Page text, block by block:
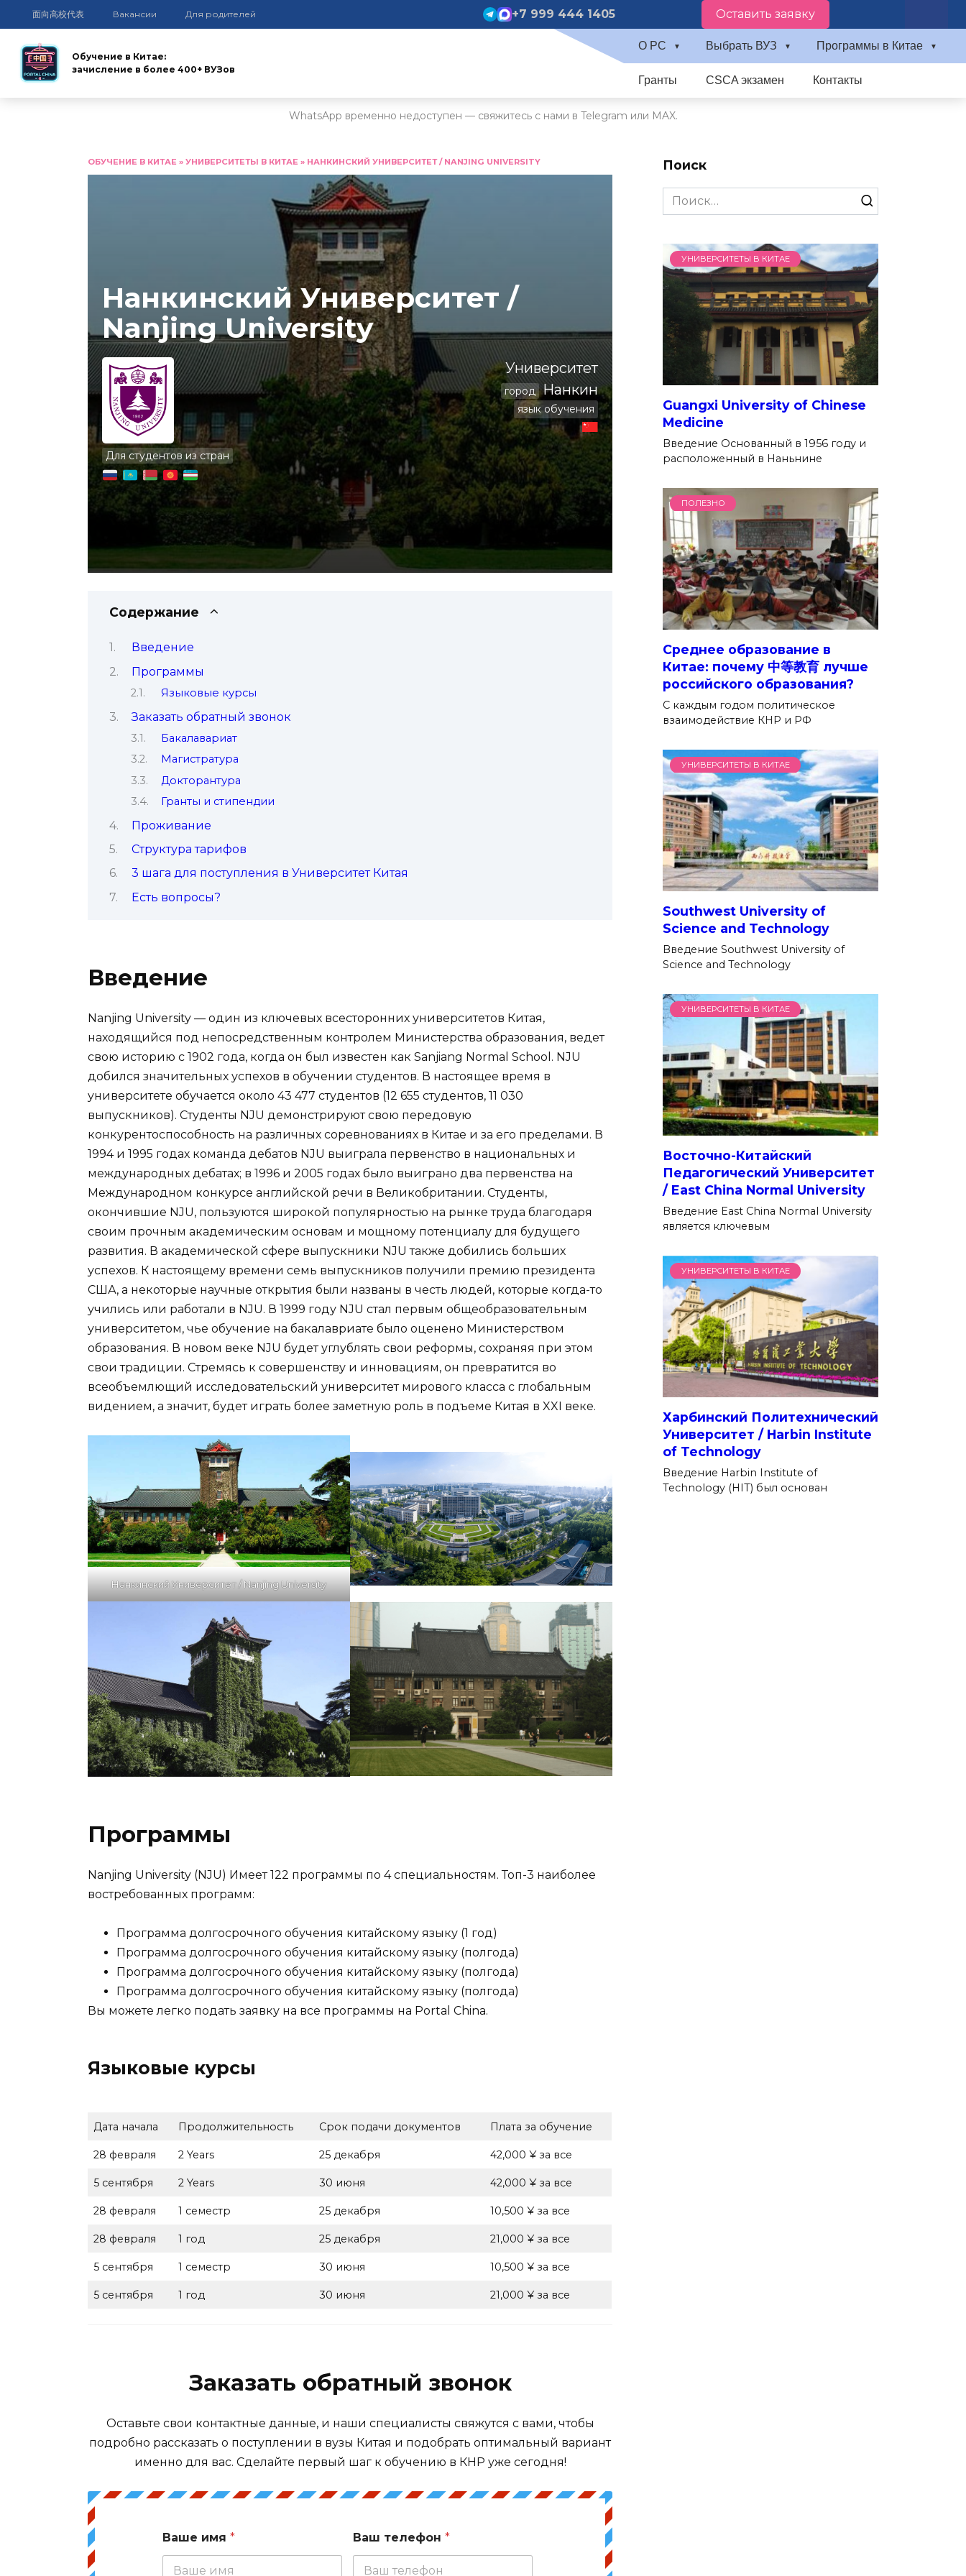
面向高校代表 Вакансии Для родителей +7 999 444 1405 Оставить заявку
Обучение в Китае:
зачисление в более 400+ ВУЗов
О PC Выбрать ВУЗ Программы в Китае
Гранты CSCA экзамен Контакты
WhatsApp временно недоступен — свяжитесь с нами в Telegram или MAX.
ОБУЧЕНИЕ В КИТАЕ » УНИВЕРСИТЕТЫ В КИТАЕ » НАНКИНСКИЙ УНИВЕРСИТЕТ / NANJING UNIVERSITY
Нанкинский Университет /
Nanjing University
Для студентов из стран
Университет
город Нанкин
язык обучения
Содержание
Введение
Программы
Языковые курсы
Заказать обратный звонок
Бакалавариат
Магистратура
Докторантура
Гранты и стипендии
Проживание
Структура тарифов
3 шага для поступления в Университет Китая
Есть вопросы?
Введение
Nanjing University — один из ключевых всесторонних университетов Китая,
находящийся под непосредственным контролем Министерства образования, ведет
свою историю с 1902 года, когда он был известен как Sanjiang Normal School. NJU
добился значительных успехов в обучении студентов. В настоящее время в
университете обучается около 43 477 студентов (12 655 студентов, 11 030
выпускников). Студенты NJU демонстрируют свою передовую
конкурентоспособность на различных соревнованиях в Китае и за его пределами. В
1994 и 1995 годах команда дебатов NJU выиграла первенство в национальных и
международных дебатах; в 1996 и 2005 годах было выиграно два первенства на
Международном конкурсе английской речи в Великобритании. Студенты,
окончившие NJU, пользуются широкой популярностью на рынке труда благодаря
своим прочным академическим основам и мощному потенциалу для будущего
развития. В академической сфере выпускники NJU также добились больших
успехов. К настоящему времени семь выпускников получили премию президента
США, а некоторые научные открытия были названы в честь людей, которые когда-то
учились или работали в NJU. В 1999 году NJU стал первым общеобразовательным
университетом, чье обучение на бакалавриате было оценено Министерством
образования. В новом веке NJU будет углублять свои реформы, сохраняя при этом
свои традиции. Стремясь к совершенству и инновациям, он превратится во
всеобъемлющий исследовательский университет мирового класса с глобальным
видением, а значит, будет играть более заметную роль в подъеме Китая в XXI веке.
Нанкинский Университет / Nanjing University
Программы
Nanjing University (NJU) Имеет 122 программы по 4 специальностям. Топ-3 наиболее
востребованных программ:
Программа долгосрочного обучения китайскому языку (1 год)
Программа долгосрочного обучения китайскому языку (полгода)
Программа долгосрочного обучения китайскому языку (полгода)
Программа долгосрочного обучения китайскому языку (полгода)
Вы можете легко подать заявку на все программы на Portal China.
Языковые курсы
Дата начала Продолжительность Срок подачи документов Плата за обучение
28 февраля 2 Years 25 декабря 42,000 ¥ за все
5 сентября 2 Years 30 июня 42,000 ¥ за все
28 февраля 1 семестр 25 декабря 10,500 ¥ за все
28 февраля 1 год 25 декабря 21,000 ¥ за все
5 сентября 1 семестр 30 июня 10,500 ¥ за все
5 сентября 1 год 30 июня 21,000 ¥ за все
Заказать обратный звонок
Оставьте свои контактные данные, и наши специалисты свяжутся с вами, чтобы
подробно рассказать о поступлении в вузы Китая и подобрать оптимальный вариант
именно для вас. Сделайте первый шаг к обучению в КНР уже сегодня!
Ваше имя * Ваш телефон *
Поиск
Search
for:
УНИВЕРСИТЕТЫ В КИТАЕ
Guangxi University of Chinese
Medicine
Введение Основанный в 1956 году и
расположенный в Наньнине
ПОЛЕЗНО
Среднее образование в
Китае: почему 中等教育 лучше
российского образования?
С каждым годом политическое
взаимодействие КНР и РФ
УНИВЕРСИТЕТЫ В КИТАЕ
Southwest University of
Science and Technology
Введение Southwest University of
Science and Technology
УНИВЕРСИТЕТЫ В КИТАЕ
Восточно-Китайский
Педагогический Университет
/ East China Normal University
Введение East China Normal University
является ключевым
УНИВЕРСИТЕТЫ В КИТАЕ
Харбинский Политехнический
Университет / Harbin Institute
of Technology
Введение Harbin Institute of
Technology (HIT) был основан